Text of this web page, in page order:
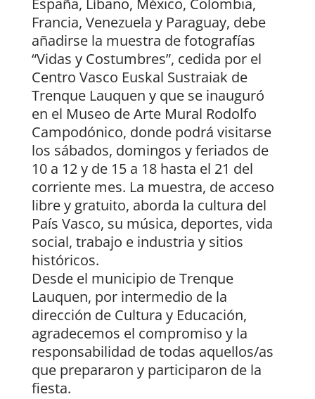
España, Líbano, México, Colombia,
Francia, Venezuela y Paraguay, debe
añadirse la muestra de fotografías
“Vidas y Costumbres”, cedida por el
Centro Vasco Euskal Sustraiak de
Trenque Lauquen y que se inauguró
en el Museo de Arte Mural Rodolfo
Campodónico, donde podrá visitarse
los sábados, domingos y feriados de
10 a 12 y de 15 a 18 hasta el 21 del
corriente mes. La muestra, de acceso
libre y gratuito, aborda la cultura del
País Vasco, su música, deportes, vida
social, trabajo e industria y sitios
históricos.
Desde el municipio de Trenque
Lauquen, por intermedio de la
dirección de Cultura y Educación,
agradecemos el compromiso y la
responsabilidad de todas aquellos/as
que prepararon y participaron de la
fiesta.